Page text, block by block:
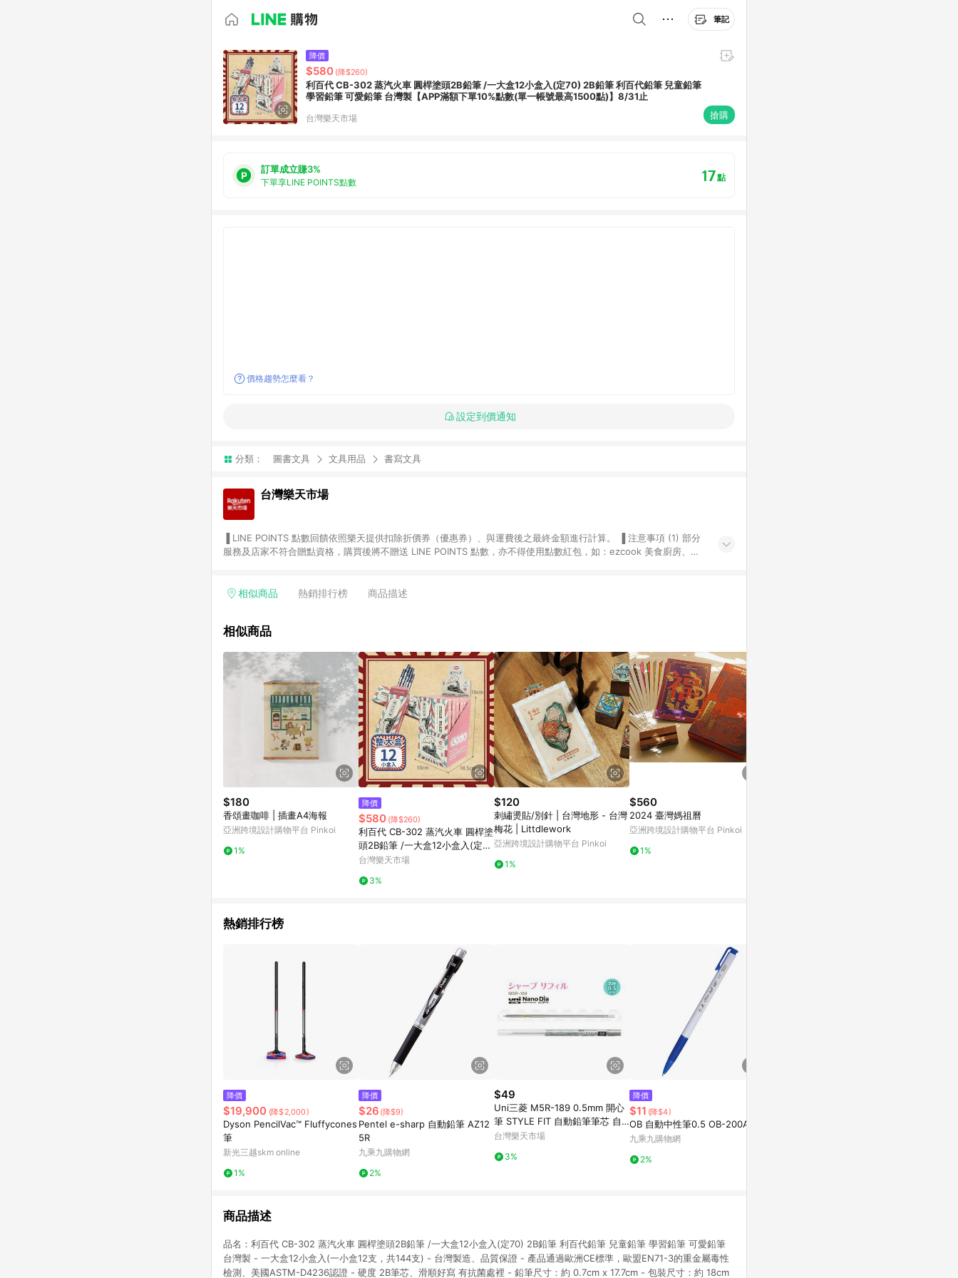
筆記
降價
$580 (降$260)
利百代 CB-302 蒸汽火車 圓桿塗頭2B鉛筆 /一大盒12小盒入(定70) 2B鉛筆 利百代鉛筆 兒童鉛筆
學習鉛筆 可愛鉛筆 台灣製【APP滿額下單10%點數(單一帳號最高1500點)】8/31止
台灣樂天市場 搶購
訂單成立賺3%
下單享LINE POINTS點數 17點
價格趨勢怎麼看？
設定到價通知
分類： 圖書文具 文具用品 書寫文具
台灣樂天市場
服務及店家不符合贈點資格，購買後將不贈送 LINE POINTS 點數，亦不得使用點數紅包，如：ezcook 美食廚房、樂
享有 LINE POINTS 回饋。 (3) 若購買之訂單（包含預購商品）未符合樂天市場 45 天內完成訂單出貨及結帳，則不符
會有時間差，如顯示之商品規格、顏色、價位、贈品與台灣樂天市場銷售網頁不符，以銷售網頁標示為準。 (6) 導購訂
點數回饋或點數回饋有爭議，台灣樂天市場保有更改條款與法律追訴之權利，活動詳情以樂天市場網站公告為準。
相似商品 熱銷排行榜 商品描述
相似商品
$180
香頌畫咖啡 | 插畫A4海報
亞洲跨境設計購物平台 Pinkoi
1%
降價
$580 (降$260)
利百代 CB-302 蒸汽火車 圓桿塗
頭2B鉛筆 /一大盒12小盒入(定7
0) 2B鉛筆 利百代鉛筆 兒童鉛筆
滿額下單10%點數(單一帳號最高
台灣樂天市場
3%
$120
刺繡燙貼/別針 | 台灣地形 - 台灣
梅花 | Littdlework
亞洲跨境設計購物平台 Pinkoi
1%
$560
2024 臺灣媽祖曆
亞洲跨境設計購物平台 Pinkoi
1%
熱銷排行榜
降價
$19,900 (降$2,000)
Dyson PencilVac™ Fluffycones
筆
新光三越skm online
1%
降價
$26 (降$9)
Pentel e-sharp 自動鉛筆 AZ12
5R
九乘九購物網
2%
$49
Uni三菱 M5R-189 0.5mm 開心
筆 STYLE FIT 自動鉛筆筆芯 自
動筆芯 開心筆用筆芯【APP滿額
點)】8/31止
台灣樂天市場
3%
降價
$11 (降$4)
OB 自動中性筆0.5 OB-200A
九乘九購物網
2%
商品描述
品名：利百代 CB-302 蒸汽火車 圓桿塗頭2B鉛筆 /一大盒12小盒入(定70) 2B鉛筆 利百代鉛筆 兒童鉛筆 學習鉛筆 可愛鉛筆
台灣製 - 一大盒12小盒入(一小盒12支，共144支) - 台灣製造、品質保證 - 產品通過歐洲CE標準，歐盟EN71-3的重金屬毒性
檢測、美國ASTM-D4236認證 - 硬度 2B筆芯、滑順好寫 有抗菌處裡 - 鉛筆尺寸：約 0.7cm x 17.7cm - 包裝尺寸：約 18cm